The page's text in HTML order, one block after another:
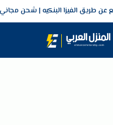
شحن مجاني